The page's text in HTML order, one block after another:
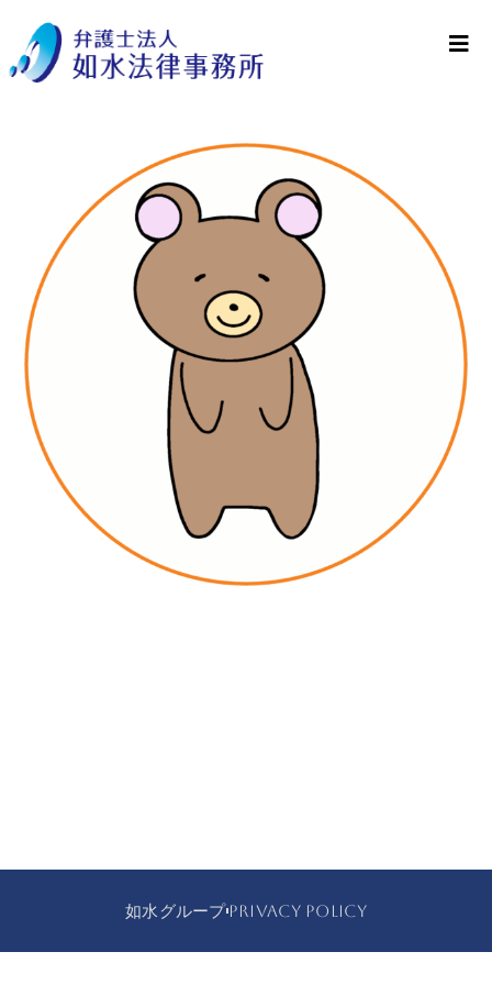
如水グループPRIVACY POLICY